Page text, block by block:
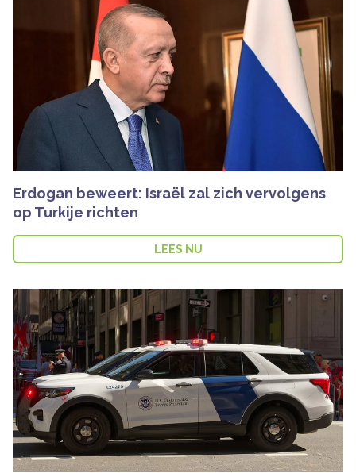
Erdogan beweert: Israël zal zich vervolgens
op Turkije richten
LEES NU